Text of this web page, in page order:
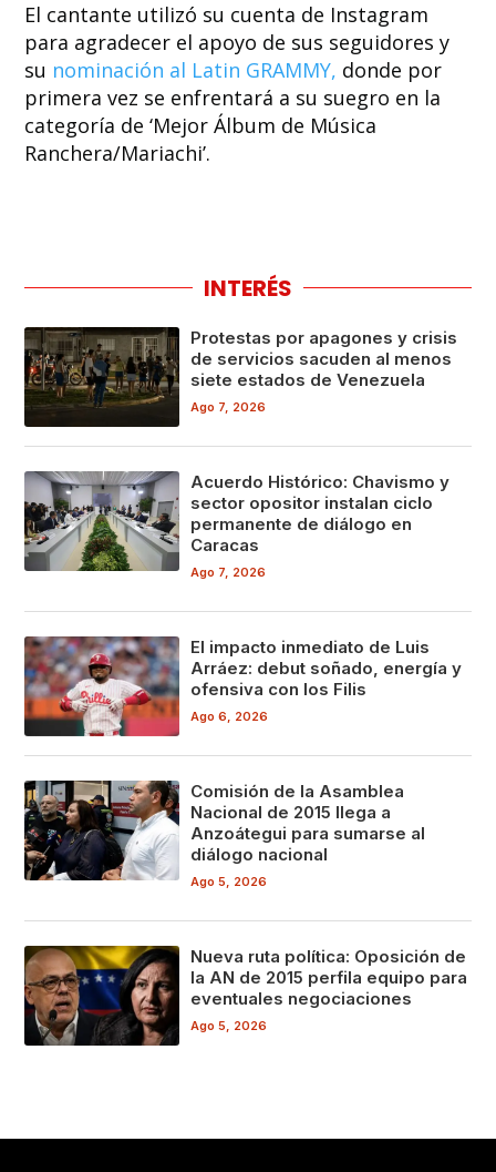
El cantante utilizó su cuenta de Instagram
para agradecer el apoyo de sus seguidores y
su nominación al Latin GRAMMY, donde por
primera vez se enfrentará a su suegro en la
categoría de ‘Mejor Álbum de Música
Ranchera/Mariachi’.
INTERÉS
Protestas por apagones y crisis
de servicios sacuden al menos
siete estados de Venezuela
Ago 7, 2026
Acuerdo Histórico: Chavismo y
sector opositor instalan ciclo
permanente de diálogo en
Caracas
Ago 7, 2026
El impacto inmediato de Luis
Arráez: debut soñado, energía y
ofensiva con los Filis
Ago 6, 2026
Comisión de la Asamblea
Nacional de 2015 llega a
Anzoátegui para sumarse al
diálogo nacional
Ago 5, 2026
Nueva ruta política: Oposición de
la AN de 2015 perfila equipo para
eventuales negociaciones
Ago 5, 2026